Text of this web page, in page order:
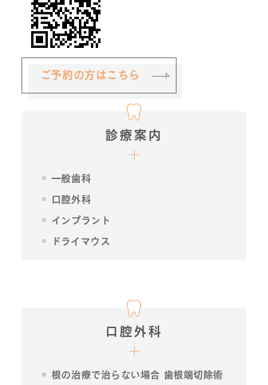
ご予約の方はこちら
診療案内
一般歯科
口腔外科
インプラント
ドライマウス
口腔外科
根の治療で治らない場合 歯根端切除術